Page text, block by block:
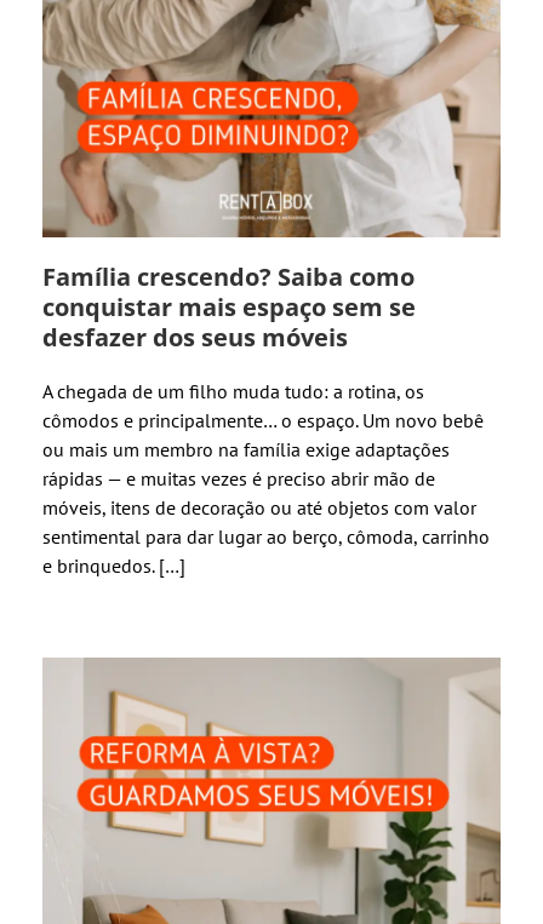
Família crescendo? Saiba como
conquistar mais espaço sem se
desfazer dos seus móveis
A chegada de um filho muda tudo: a rotina, os
cômodos e principalmente… o espaço. Um novo bebê
ou mais um membro na família exige adaptações
rápidas — e muitas vezes é preciso abrir mão de
móveis, itens de decoração ou até objetos com valor
sentimental para dar lugar ao berço, cômoda, carrinho
e brinquedos. […]